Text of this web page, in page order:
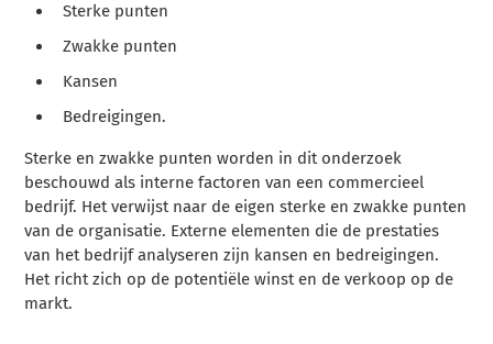
Sterke punten
Zwakke punten
Kansen
Bedreigingen.
Sterke en zwakke punten worden in dit onderzoek
beschouwd als interne factoren van een commercieel
bedrijf. Het verwijst naar de eigen sterke en zwakke punten
van de organisatie. Externe elementen die de prestaties
van het bedrijf analyseren zijn kansen en bedreigingen.
Het richt zich op de potentiële winst en de verkoop op de
markt.